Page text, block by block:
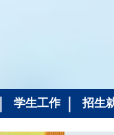
学生工作 招生